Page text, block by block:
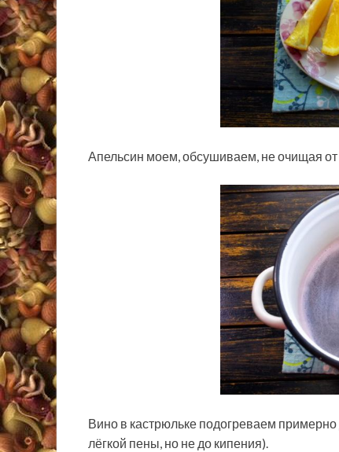
Апельсин моем, обсушиваем, не очищая от
Вино в кастрюльке подогреваем
лёгкой пены, но не до кипения).